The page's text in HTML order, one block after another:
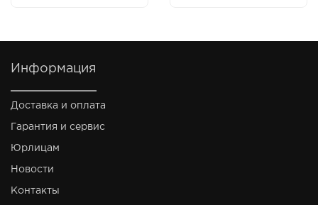
Информация
Доставка и оплата
Гарантия и сервис
Юрлицам
Новости
Контакты